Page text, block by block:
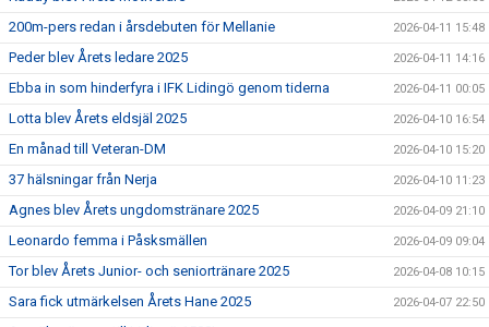
200m-pers redan i årsdebuten för Mellanie 2026-04-11 15:48
Peder blev Årets ledare 2025 2026-04-11 14:16
Ebba in som hinderfyra i IFK Lidingö genom tiderna 2026-04-11 00:05
Lotta blev Årets eldsjäl 2025 2026-04-10 16:54
En månad till Veteran-DM 2026-04-10 15:20
37 hälsningar från Nerja 2026-04-10 11:23
Agnes blev Årets ungdomstränare 2025 2026-04-09 21:10
Leonardo femma i Påsksmällen 2026-04-09 09:04
Tor blev Årets Junior- och seniortränare 2025 2026-04-08 10:15
Sara fick utmärkelsen Årets Hane 2025 2026-04-07 22:50